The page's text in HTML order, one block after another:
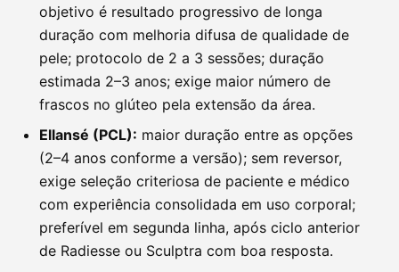
objetivo é resultado progressivo de longa
duração com melhoria difusa de qualidade de
pele; protocolo de 2 a 3 sessões; duração
estimada 2–3 anos; exige maior número de
frascos no glúteo pela extensão da área.
Ellansé (PCL): maior duração entre as opções
(2–4 anos conforme a versão); sem reversor,
exige seleção criteriosa de paciente e médico
com experiência consolidada em uso corporal;
preferível em segunda linha, após ciclo anterior
de Radiesse ou Sculptra com boa resposta.